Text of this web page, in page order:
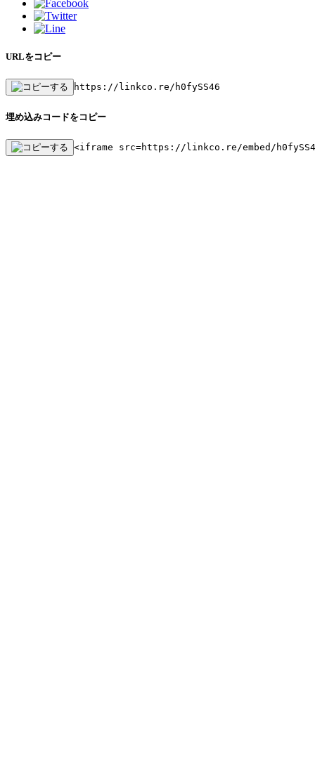
URLをコピー
https://linkco.re/h0fySS46
埋め込みコードをコピー
<iframe src=https://linkco.re/embed/